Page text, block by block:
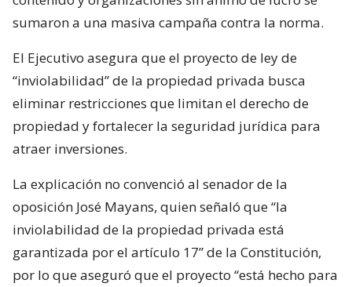
sumaron a una masiva campaña contra la norma.
El Ejecutivo asegura que el proyecto de ley de
“inviolabilidad” de la propiedad privada busca
eliminar restricciones que limitan el derecho de
propiedad y fortalecer la seguridad jurídica para
atraer inversiones.
La explicación no convenció al senador de la
oposición José Mayans, quien señaló que “la
inviolabilidad de la propiedad privada está
garantizada por el artículo 17” de la Constitución,
por lo que aseguró que el proyecto “está hecho para